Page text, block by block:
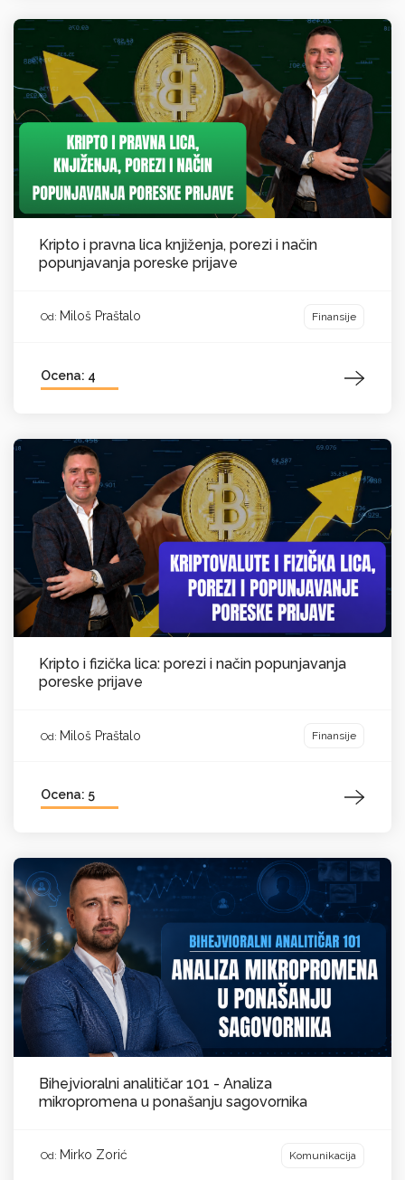
Kripto i pravna lica knjiženja, porezi i način
popunjavanja poreske prijave
Od: Miloš Praštalo Finansije
Ocena: 4
Kripto i fizička lica: porezi i način popunjavanja
poreske prijave
Od: Miloš Praštalo Finansije
Ocena: 5
Bihejvioralni analitičar 101 - Analiza
mikropromena u ponašanju sagovornika
Od: Mirko Zorić Komunikacija